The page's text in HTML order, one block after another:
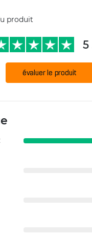
produit
5
évaluer le produit